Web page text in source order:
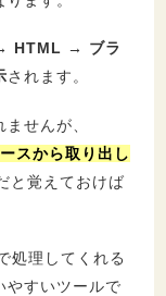
HTML → ブラ
されます。
せんが、
スから取り出し
と覚えておけば
処理してくれる
やすいツールで